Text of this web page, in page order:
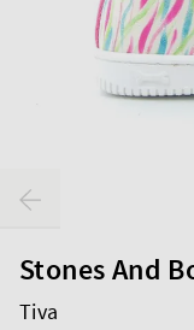
Stones And
Tiva